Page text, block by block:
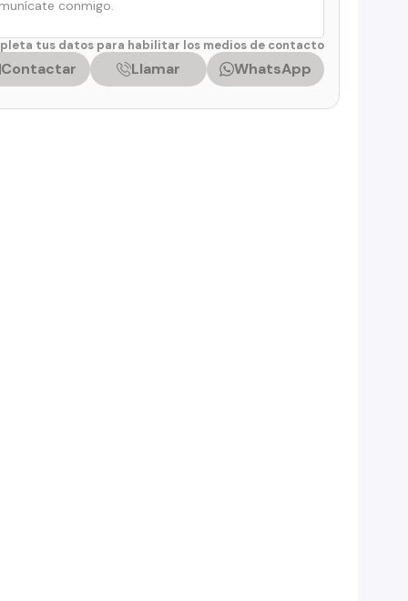
tus datos para habilitar los medios de contacto
Contactar Llamar WhatsApp